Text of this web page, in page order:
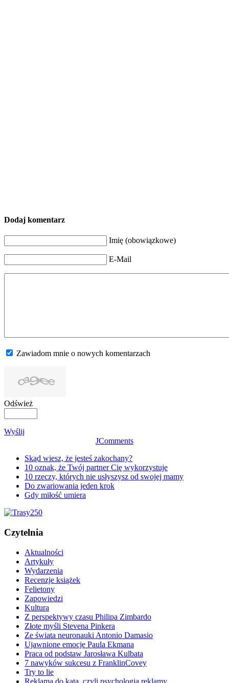
Dodaj komentarz
Imię (obowiązkowe)
E-Mail
Zawiadom mnie o nowych komentarzach
Odśwież
Wyślij
JComments
Skąd wiesz, że jesteś zakochany?
10 oznak, że Twój partner Cię wykorzystuje
10 rzeczy, których nie usłyszysz od swojej mamy
Do zwariowania jeden krok
Gdy miłość umiera
Czytelnia
Aktualności
Artykuły
Wydarzenia
Recenzje książek
Felietony
Zapowiedzi
Kultura
Z perspektywy czasu Philipa Zimbardo
Złote myśli Stevena Pinkera
Ze świata neuronauki Antonio Damasio
Ujawnione emocje Paula Ekmana
Praca od podstaw Jarosława Kulbata
7 nawyków sukcesu z FranklinCovey
Try to lie
Reklama do kąta, czyli psychologia reklamy